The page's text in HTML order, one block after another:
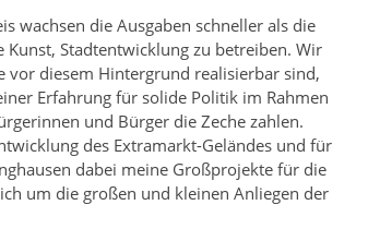
wachsen die Ausgaben schneller als die
Stadtentwicklung zu betreiben. Wir
vor diesem Hintergrund realisierbar sind,
Erfahrung für solide Politik im Rahmen
und Bürger die Zeche zahlen.
des Extramarkt-Geländes und für
dabei meine Großprojekte für die
um die großen und kleinen Anliegen der